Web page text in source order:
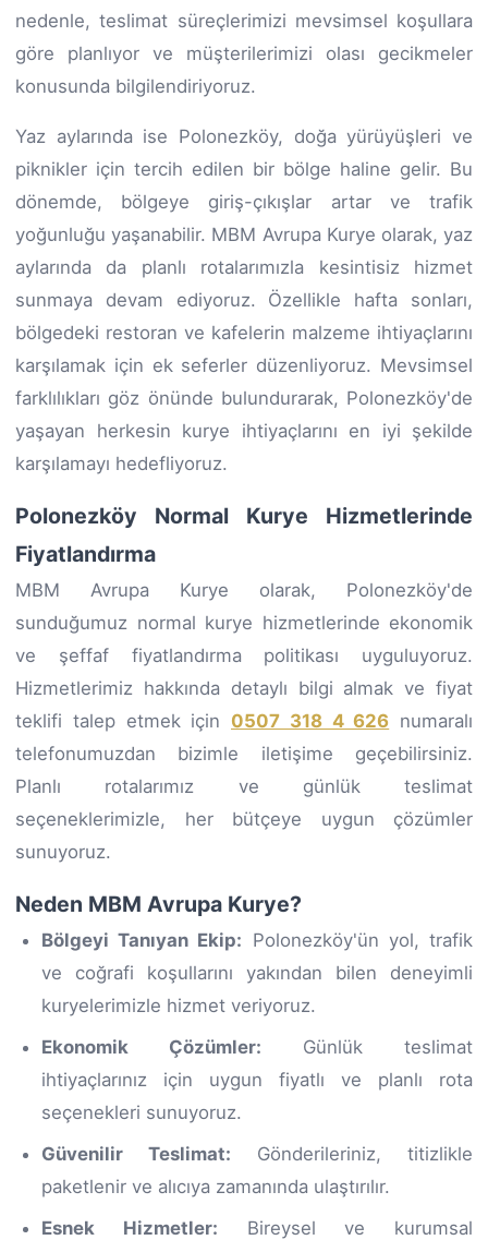
nedenle, teslimat süreçlerimizi mevsimsel koşullara
göre planlıyor ve müşterilerimizi olası gecikmeler
konusunda bilgilendiriyoruz.
Yaz aylarında ise Polonezköy, doğa yürüyüşleri ve
piknikler için tercih edilen bir bölge haline gelir. Bu
dönemde, bölgeye giriş-çıkışlar artar ve trafik
yoğunluğu yaşanabilir. MBM Avrupa Kurye olarak, yaz
aylarında da planlı rotalarımızla kesintisiz hizmet
sunmaya devam ediyoruz. Özellikle hafta sonları,
bölgedeki restoran ve kafelerin malzeme ihtiyaçlarını
karşılamak için ek seferler düzenliyoruz. Mevsimsel
farklılıkları göz önünde bulundurarak, Polonezköy'de
yaşayan herkesin kurye ihtiyaçlarını en iyi şekilde
karşılamayı hedefliyoruz.
Polonezköy Normal Kurye Hizmetlerinde
Fiyatlandırma
MBM Avrupa Kurye olarak, Polonezköy'de
sunduğumuz normal kurye hizmetlerinde ekonomik
ve şeffaf fiyatlandırma politikası uyguluyoruz.
Hizmetlerimiz hakkında detaylı bilgi almak ve fiyat
teklifi talep etmek için 0507 318 4 626 numaralı
telefonumuzdan bizimle iletişime geçebilirsiniz.
Planlı rotalarımız ve günlük teslimat
seçeneklerimizle, her bütçeye uygun çözümler
sunuyoruz.
Neden MBM Avrupa Kurye?
Bölgeyi Tanıyan Ekip: Polonezköy'ün yol, trafik
ve coğrafi koşullarını yakından bilen deneyimli
kuryelerimizle hizmet veriyoruz.
Ekonomik Çözümler: Günlük teslimat
ihtiyaçlarınız için uygun fiyatlı ve planlı rota
seçenekleri sunuyoruz.
Güvenilir Teslimat: Gönderileriniz, titizlikle
paketlenir ve alıcıya zamanında ulaştırılır.
Esnek Hizmetler: Bireysel ve kurumsal